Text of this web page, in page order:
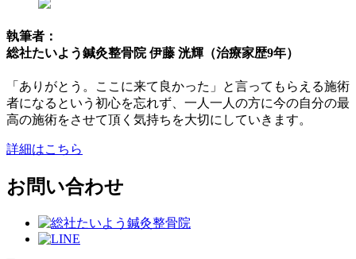
執筆者：
総社たいよう鍼灸整骨院 伊藤 洸輝（治療家歴9年）
「ありがとう。ここに来て良かった」と言ってもらえる施術
者になるという初心を忘れず、一人一人の方に今の自分の最
高の施術をさせて頂く気持ちを大切にしていきます。
詳細はこちら
お問い合わせ